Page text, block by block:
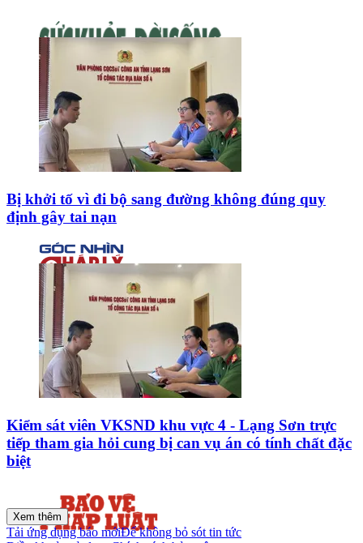
Bị khởi tố vì đi bộ sang đường không đúng quy
định gây tai nạn
Kiểm sát viên VKSND khu vực 4 - Lạng Sơn trực
tiếp tham gia hỏi cung bị can vụ án có tính chất đặc
biệt
Xem thêm
Tải ứng dụng báo mớiĐể không bỏ sót tin tức